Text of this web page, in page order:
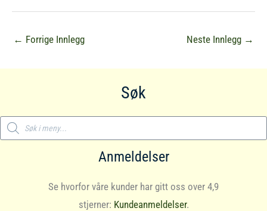
← Forrige Innlegg Neste Innlegg →
Søk
Products
search
Anmeldelser
Se hvorfor våre kunder har gitt oss over 4,9
stjerner: Kundeanmeldelser.